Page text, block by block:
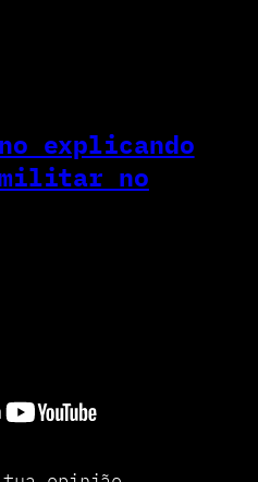
explicando
no